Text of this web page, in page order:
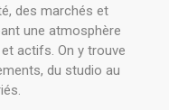
des marchés et
une atmosphère
actifs. On y trouve
du studio au